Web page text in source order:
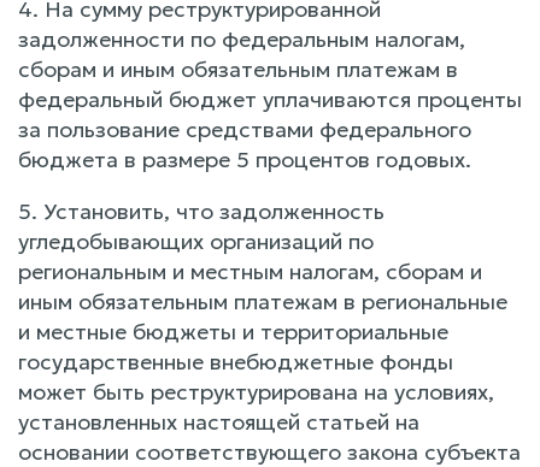
4. На сумму реструктурированной
задолженности по федеральным налогам,
сборам и иным обязательным платежам в
федеральный бюджет уплачиваются проценты
за пользование средствами федерального
бюджета в размере 5 процентов годовых.
5. Установить, что задолженность
угледобывающих организаций по
региональным и местным налогам, сборам и
иным обязательным платежам в региональные
и местные бюджеты и территориальные
государственные внебюджетные фонды
может быть реструктурирована на условиях,
установленных настоящей статьей на
основании соответствующего закона субъекта